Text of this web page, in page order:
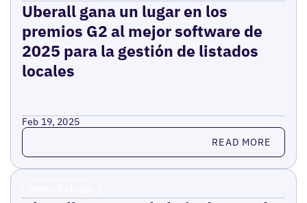
Uberall gana un lugar en los
premios G2 al mejor software de
2025 para la gestión de listados
locales
Feb 19, 2025
Read more READ MORE